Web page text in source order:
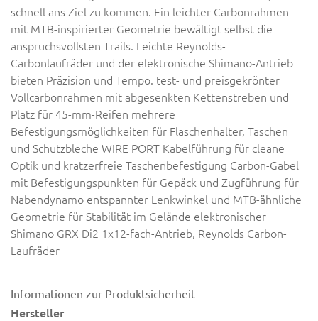
schnell ans Ziel zu kommen. Ein leichter Carbonrahmen
mit MTB-inspirierter Geometrie bewältigt selbst die
anspruchsvollsten Trails. Leichte Reynolds-
Carbonlaufräder und der elektronische Shimano-Antrieb
bieten Präzision und Tempo. test- und preisgekrönter
Vollcarbonrahmen mit abgesenkten Kettenstreben und
Platz für 45-mm-Reifen mehrere
Befestigungsmöglichkeiten für Flaschenhalter, Taschen
und Schutzbleche WIRE PORT Kabelführung für cleane
Optik und kratzerfreie Taschenbefestigung Carbon-Gabel
mit Befestigungspunkten für Gepäck und Zugführung für
Nabendynamo entspannter Lenkwinkel und MTB-ähnliche
Geometrie für Stabilität im Gelände elektronischer
Shimano GRX Di2 1x12-fach-Antrieb, Reynolds Carbon-
Laufräder
Informationen zur Produktsicherheit
Hersteller